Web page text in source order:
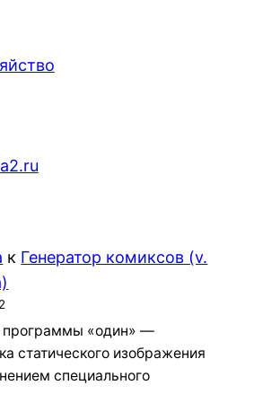
к Генератор комиксов (v.
программы «один» —
статического изображения
специального